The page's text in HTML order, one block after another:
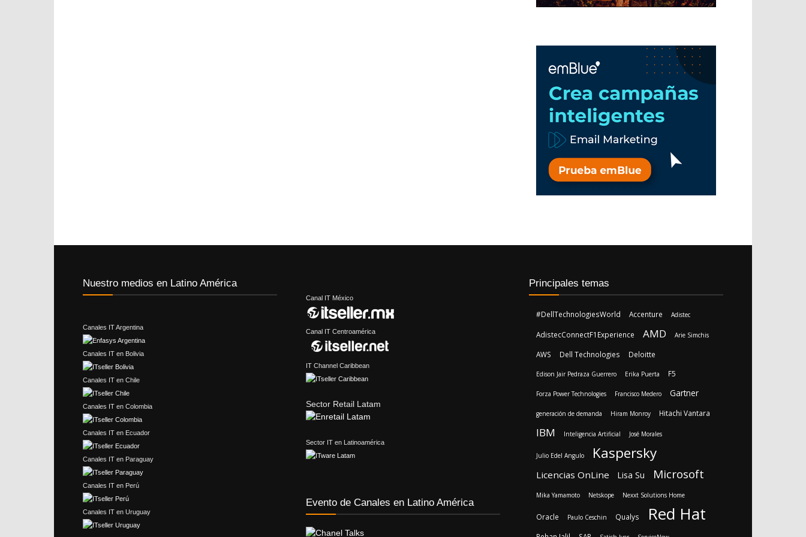
Nuestro medios en Latino América
Canales IT Argentina
Canales IT en Bolivia
Canales IT en Chile
Canales IT en Colombia
Canales IT en Ecuador
Canales IT en Paraguay
Canales IT en Perú
Canales IT en Uruguay
Canal IT México
Canal IT Centroamérica
IT Channel Caribbean
Sector Retail Latam
Sector IT en Latinoamérica
Evento de Canales en Latino América
Principales temas
#DellTechnologiesWorld Accenture Adistec
AdistecConnectF1Experience AMD Arie Simchis
AWS Dell Technologies Deloitte
Edison Jair Pedraza Guerrero Erika Puerta F5
Forza Power Technologies Francisco Medero Gartner
generación de demanda Hiram Monroy Hitachi Vantara
IBM Inteligencia Artificial José Morales
Julio Edel Angulo Kaspersky
Licencias OnLine Lisa Su Microsoft
Mika Yamamoto Netskope Nexxt Solutions Home
Oracle Paulo Ceschin Qualys Red Hat